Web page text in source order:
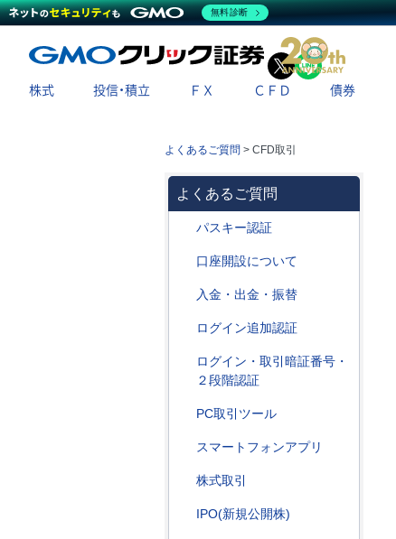
X
株式 投信・積立 ＦＸ ＣＦＤ 債券
よくあるご質問 > CFD取引
よくあるご質問
パスキー認証
口座開設について
入金・出金・振替
ログイン追加認証
ログイン・取引暗証番号・
２段階認証
PC取引ツール
スマートフォンアプリ
株式取引
IPO(新規公開株)
無料診断